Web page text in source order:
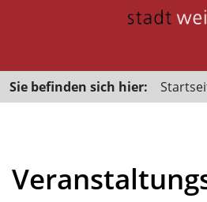
Sie befinden sich hier: